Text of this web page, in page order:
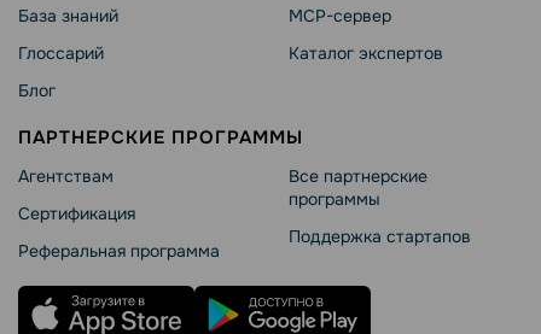
База знаний
Глоссарий
Блог
MCP-сервер
Каталог экспертов
ПАРТНЕРСКИЕ ПРОГРАММЫ
Агентствам
Сертификация
Реферальная программа
Все партнерские
программы
Поддержка стартапов